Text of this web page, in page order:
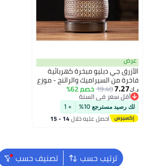
جي دبليو مبخرة كهربائية
من السيراميك والراتنج - موزع
إلكتروني مزود بوظيفة ضبط
والتحكم في درجة الحرارة
قابل للإزالة لتنقية الهواء
7.27
19.40خصم 62%
سعر في السنة
سعر في السنة
مسترجع 10% + 1
احصل عليه خلال 14 - 15
ترتيب حسب تصنيف حسب
نحن دائماً جاهزون